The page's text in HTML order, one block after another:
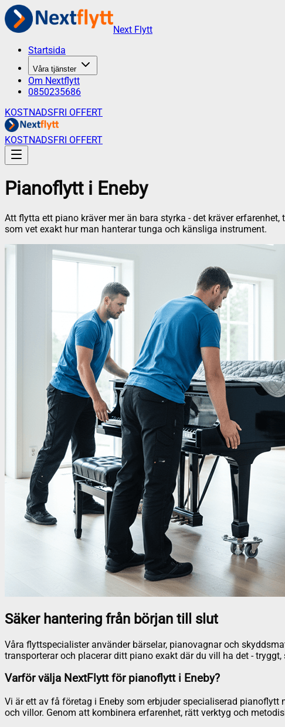
Next Flytt
Startsida
Våra tjänster
Om Nextflytt
0850235686
KOSTNADSFRI OFFERT
KOSTNADSFRI OFFERT
Pianoflytt i Eneby
Att flytta ett piano kräver mer än bara styrka - det kräver
som vet exakt hur man hanterar tunga och känsliga instrument.
Säker hantering från början till slut
Våra flyttspecialister använder bärselar, pianovagnar och
transporterar och placerar ditt piano exakt där du vill ha det -
Varför välja NextFlytt för pianoflytt i Eneby?
Vi är ett av få företag i Eneby som erbjuder specialiserad
och villor. Genom att kombinera erfarenhet, rätt verktyg och